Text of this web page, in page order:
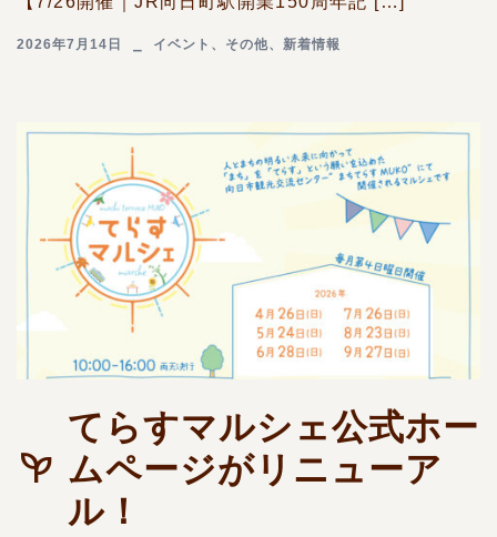
2026年7月14日 イベント 、 その他、 新着情報
てらすマルシェ公式ホー
ムページがリニューア
ル！